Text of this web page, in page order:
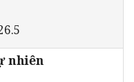
nhiên